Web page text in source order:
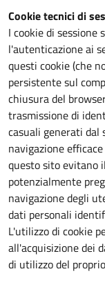
Cookie tecnici di
I cookie di sessione
l'autenticazione ai
questi cookie (che
persistente sul
chiusura del
trasmissione di
casuali generati dal
navigazione
questo sito evitano
potenzialmente
navigazione degli
dati personali
L'utilizzo di cookie
all'acquisizione dei
di utilizzo del